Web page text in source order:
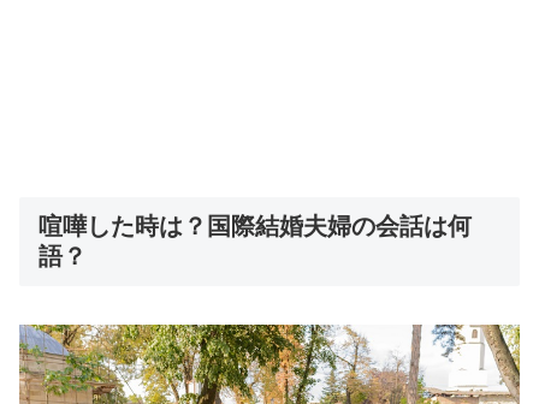
喧嘩した時は？国際結婚夫婦の会話は何
語？